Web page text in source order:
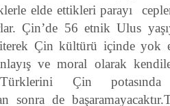
elde ettikleri parayı
Çin’de 56 etnik Ulus
Çin kültürü içinde yok
ve moral olarak
Çin
sonra de